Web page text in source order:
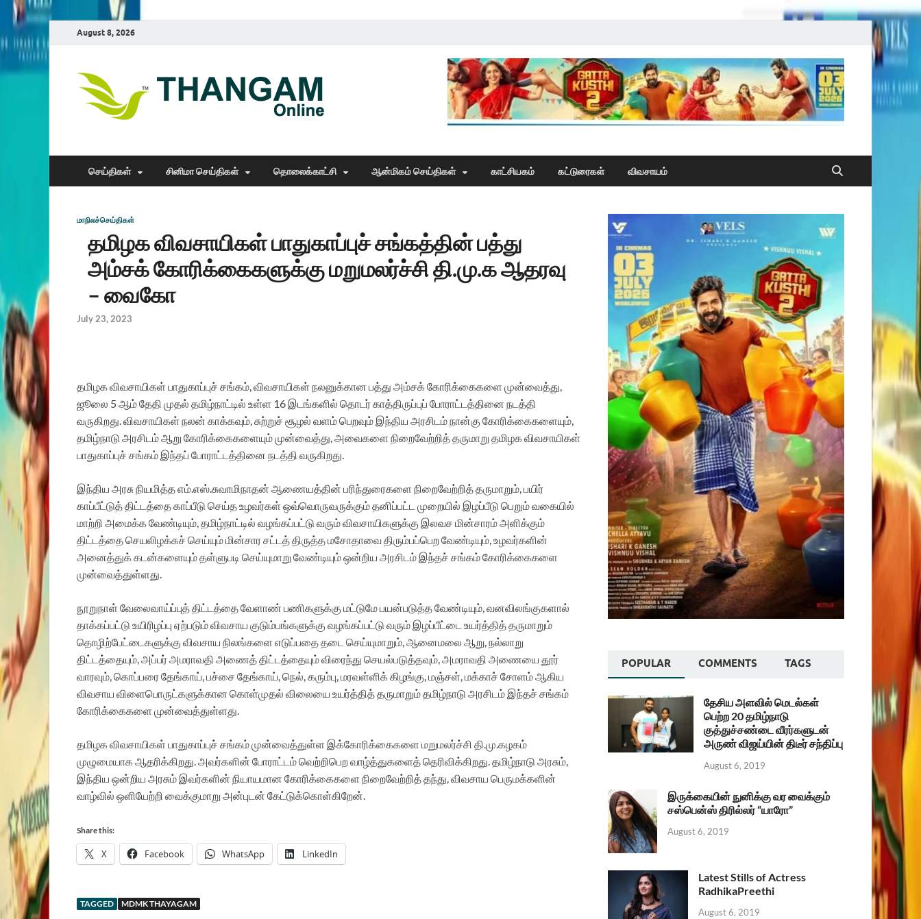
August 8, 2026
Thangam Online
செய்திகள் சினிமா செய்திகள் தொலைக்காட்சி ஆன்மிகம் செய்திகள் காட்சியகம் கட்டுரைகள் விவசாயம்
மாநிலச்செய்திகள்
தமிழக விவசாயிகள் பாதுகாப்புச் சங்கத்தின் பத்து
அம்சக் கோரிக்கைகளுக்கு மறுமலர்ச்சி தி.மு.க ஆதரவு
– வைகோ
July 23, 2023
தமிழக விவசாயிகள் பாதுகாப்புச் சங்கம், விவசாயிகள் நலனுக்கான பத்து அம்சக் கோரிக்கைகளை முன்வைத்து,
ஜூலை 5 ஆம் தேதி முதல் தமிழ்நாட்டில் உள்ள 16 இடங்களில் தொடர் காத்திருப்புப் போராட்டத்தினை நடத்தி
வருகிறது. விவசாயிகள் நலன் காக்கவும், சுற்றுச் சூழல் வளம் பெறவும் இந்திய அரசிடம் நான்கு கோரிக்கைகளையும்,
தமிழ்நாடு அரசிடம் ஆறு கோரிக்கைகளையும் முன்வைத்து, அவைகளை நிறைவேற்றித் தருமாறு தமிழக விவசாயிகள்
பாதுகாப்புச் சங்கம் இந்தப் போராட்டத்தினை நடத்தி வருகிறது.
இந்திய அரசு நியமித்த எம்.எஸ்.சுவாமிநாதன் ஆணையத்தின் பரிந்துரைகளை நிறைவேற்றித் தருமாறும், பயிர்
காப்பீட்டுத் திட்டத்தை காப்பீடு செய்த உழவர்கள் ஒவ்வொருவருக்கும் தனிப்பட்ட முறையில் இழப்பீடு பெறும் வகையில்
மாற்றி அமைக்க வேண்டியும், தமிழ்நாட்டில் வழங்கப்பட்டு வரும் விவசாயிகளுக்கு இலவச மின்சாரம் அளிக்கும்
திட்டத்தை செயலிழக்கச் செய்யும் மின்சார சட்டத் திருத்த மசோதாவை திரும்பப்பெற வேண்டியும், உழவர்களின்
அனைத்துக் கடன்களையும் தள்ளுபடி செய்யுமாறு வேண்டியும் ஒன்றிய அரசிடம் இந்தச் சங்கம் கோரிக்கைகளை
முன்வைத்துள்ளது.
நூறுநாள் வேலைவாய்ப்புத் திட்டத்தை வேளாண் பணிகளுக்கு மட்டுமே பயன்படுத்த வேண்டியும், வனவிலங்குகளால்
தாக்கப்பட்டு உயிரிழப்பு ஏற்படும் விவசாய குடும்பங்களுக்கு வழங்கப்பட்டு வரும் இழப்பீட்டை உயர்த்தித் தருமாறும்
தொழிற்பேட்டைகளுக்கு விவசாய நிலங்களை எடுப்பதை தடை செய்யுமாறும், ஆனைமலை ஆறு, நல்லாறு
திட்டத்தையும், அப்பர் அமராவதி அணைத் திட்டத்தையும் விரைந்து செயல்படுத்தவும், அமராவதி அணையை தூர்
வாரவும், கொப்பரை தேங்காய், பச்சை தேங்காய், நெல், கரும்பு, மரவள்ளிக் கிழங்கு, மஞ்சள், மக்காச் சோளம் ஆகிய
விவசாய விளைபொருட்களுக்கான கொள்முதல் விலையை உயர்த்தித் தருமாறும் தமிழ்நாடு அரசிடம் இந்தச் சங்கம்
கோரிக்கைகளை முன்வைத்துள்ளது.
தமிழக விவசாயிகள் பாதுகாப்புச் சங்கம் முன்வைத்துள்ள இக்கோரிக்கைகளை மறுமலர்ச்சி தி.மு.கழகம்
முழுமையாக ஆதரிக்கிறது. அவர்களின் போராட்டம் வெற்றிபெற வாழ்த்துகளைத் தெரிவிக்கிறது. தமிழ்நாடு அரசும்,
இந்திய ஒன்றிய அரசும் இவர்களின் நியாயமான கோரிக்கைகளை நிறைவேற்றித் தந்து, விவசாய பெருமக்களின்
வாழ்வில் ஒளியேற்றி வைக்குமாறு அன்புடன் கேட்டுக்கொள்கிறேன்.
Share this:
X Facebook WhatsApp LinkedIn
TAGGED MDMK THAYAGAM
POPULAR COMMENTS TAGS
தேசிய அளவில் மெடல்கள்
பெற்ற 20 தமிழ்நாடு
குத்துச்சண்டை வீரர்களுடன்
அருண் விஜய்யின் திடீர் சந்திப்பு
August 6, 2019
இருக்கையின் நுனிக்கு வர வைக்கும்
சஸ்பென்ஸ் திரில்லர் “யாரோ”
August 6, 2019
Latest Stills of Actress
RadhikaPreethi
August 6, 2019